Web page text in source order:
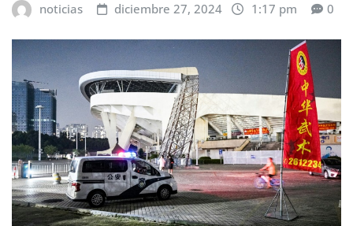
noticias diciembre 27, 2024 1:17 pm 0